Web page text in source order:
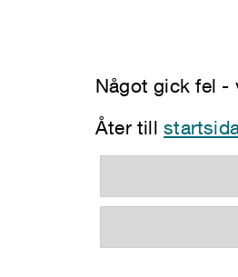
Något gick fel -
Åter till